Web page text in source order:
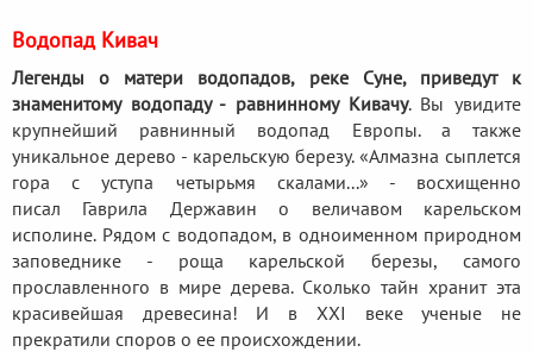
Водопад Кивач
Легенды о матери водопадов, реке Суне, приведут к
знаменитому водопаду - равнинному Кивачу. Вы увидите
крупнейший равнинный водопад Европы. а также
уникальное дерево - карельскую березу. «Алмазна сыплется
гора с уступа четырьмя скалами...» - восхищенно
писал Гаврила Державин о величавом карельском
исполине. Рядом с водопадом, в одноименном природном
заповеднике - роща карельской березы, самого
прославленного в мире дерева. Сколько тайн хранит эта
красивейшая древесина! И в XXI веке ученые не
прекратили споров о ее происхождении.